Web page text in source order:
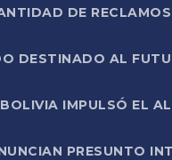
DE
DESTINADO AL
IMPULSÓ EL
PRESUNTO